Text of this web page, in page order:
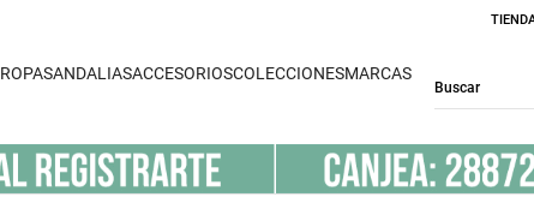
ROPASANDALIASACCESORIOSCOLECCIONESMARCAS